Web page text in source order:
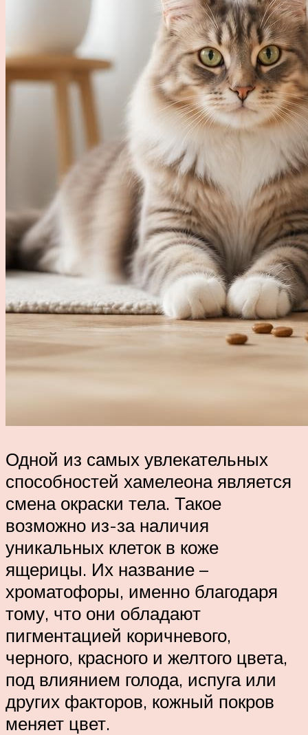
Одной из самых увлекательных
способностей хамелеона является
смена окраски тела. Такое
возможно из-за наличия
уникальных клеток в коже
ящерицы. Их название –
хроматофоры, именно благодаря
тому, что они обладают
пигментацией коричневого,
черного, красного и желтого цвета,
под влиянием голода, испуга или
других факторов, кожный покров
меняет цвет.